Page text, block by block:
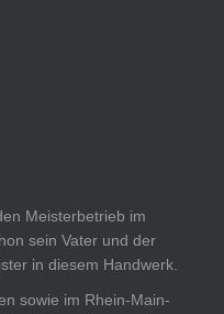
Meisterbetrieb im
sein Vater und der
in diesem Handwerk.
sowie im Rhein-Main-